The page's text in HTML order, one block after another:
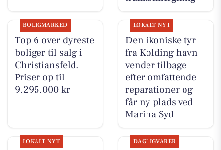
BOLIGMARKED
Top 6 over dyreste
boliger til salg i
Christiansfeld.
Priser op til
9.295.000 kr
LOKALT NYT
Den ikoniske tyr
fra Kolding havn
vender tilbage
efter omfattende
reparationer og
får ny plads ved
Marina Syd
LOKALT NYT DAGLIGVARER